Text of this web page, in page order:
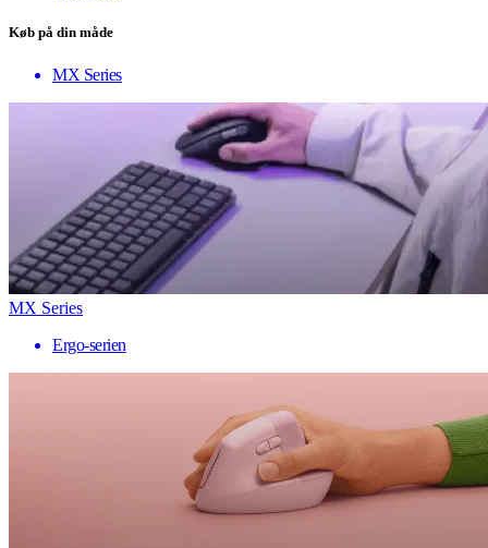
Køb på din måde
MX Series
MX Series
Ergo-serien